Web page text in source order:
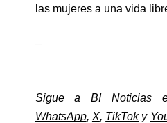
las mujeres a una vida
Sigue a BI Noticias
WhatsApp, X, TikTok y